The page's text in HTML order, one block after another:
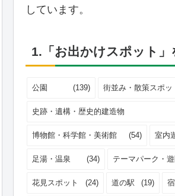
しています。
1.「お出かけスポット」
公園 (139) 街並み・散策スポッ
史跡・遺構・歴史的建造物
博物館・科学館・美術館 (54) 室内
足湯・温泉 (34) テーマパーク・
花見スポット (24) 道の駅 (19)